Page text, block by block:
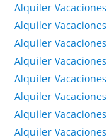
Alquiler
Alquiler Vacaciones
Alquiler
Alquiler
Alquiler
Alquiler
Alquiler
Alquiler